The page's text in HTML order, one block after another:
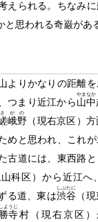
えられる。ちなみに
思われる奇巌があ
よりかなりの距離
つまり近江から山中
やまなか
峨野
さがの
（現右京区） 方
めと思われ、これ
古道には、東西路
山科区） から近江へ
る道、東は渋谷
しぶたに
（
寺
ようじ
村 （現右京区）